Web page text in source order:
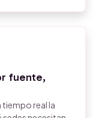
fuente,
tiempo real la